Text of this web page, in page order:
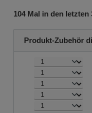
104 Mal in den letzten
Produkt-Zubehör